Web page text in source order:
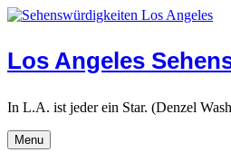
Los Angeles
In L.A. ist jeder ein Star. (Denzel
Menu